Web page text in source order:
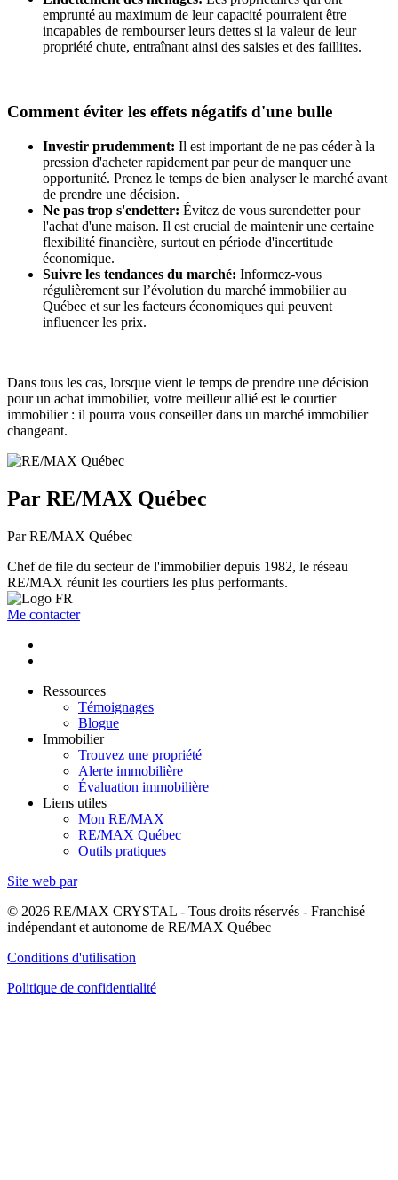
emprunté au maximum de leur capacité pourraient être
incapables de rembourser leurs dettes si la valeur de leur
propriété chute, entraînant ainsi des saisies et des faillites.
Comment éviter les effets négatifs d'une bulle
Investir prudemment: Il est important de ne pas céder à la
pression d'acheter rapidement par peur de manquer une
opportunité. Prenez le temps de bien analyser le marché avant
de prendre une décision.
Ne pas trop s'endetter: Évitez de vous surendetter pour
l'achat d'une maison. Il est crucial de maintenir une certaine
flexibilité financière, surtout en période d'incertitude
économique.
Suivre les tendances du marché: Informez-vous
régulièrement sur l’évolution du marché immobilier au
Québec et sur les facteurs économiques qui peuvent
influencer les prix.
Dans tous les cas, lorsque vient le temps de prendre une décision
pour un achat immobilier, votre meilleur allié est le courtier
immobilier : il pourra vous conseiller dans un marché immobilier
changeant.
Par RE/MAX Québec
Par RE/MAX Québec
Chef de file du secteur de l'immobilier depuis 1982, le réseau
RE/MAX réunit les courtiers les plus performants.
Me contacter
Ressources
Témoignages
Blogue
Immobilier
Trouvez une propriété
Alerte immobilière
Évaluation immobilière
Liens utiles
Mon RE/MAX
RE/MAX Québec
Outils pratiques
Site web par
© 2026 RE/MAX CRYSTAL - Tous droits réservés - Franchisé
indépendant et autonome de RE/MAX Québec
Conditions d'utilisation
Politique de confidentialité